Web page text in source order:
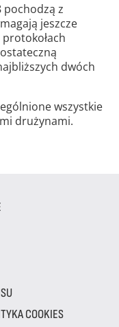
pochodzą z
jeszcze
dwóch
wszystkie
drużynami.
COOKIES